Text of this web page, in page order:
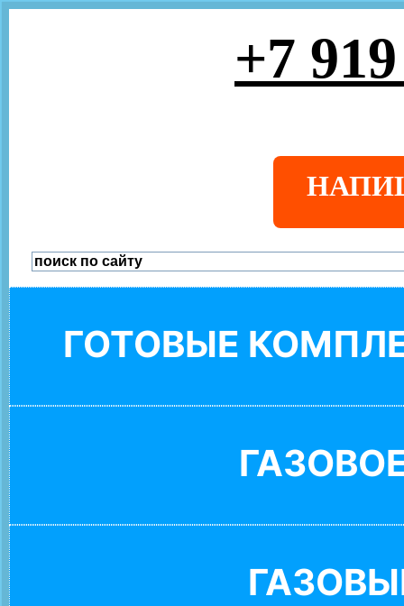
+7
ГОТОВЫЕ